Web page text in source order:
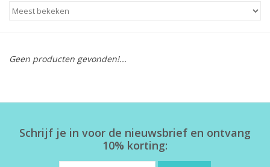
Schoenen
Geen producten gevonden!...
Schrijf je in voor de nieuwsbrief en ontvang
10% korting: